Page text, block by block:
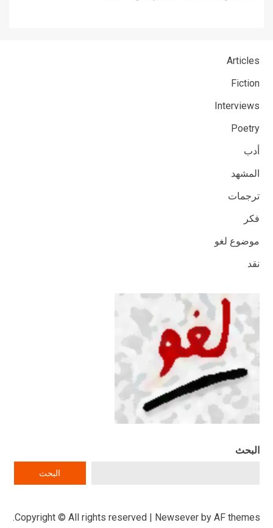
Articles
Fiction
Interviews
Poetry
أدب
المشهد
ترجمات
فكر
موضوع لغو
نقد
البحث
البحث
Copyright © All rights reserved | Newsever by AF themes.